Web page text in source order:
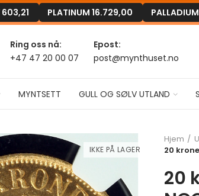
Ring oss nå:
+47 47 20 00 07
Epost:
post@mynthuset.no
MYNTSETT GULL OG SØLV UTLAND
603,21 PLATINUM 16.729,00 PALLADIUM
IKKE PÅ LAGER
Hjem
20
20